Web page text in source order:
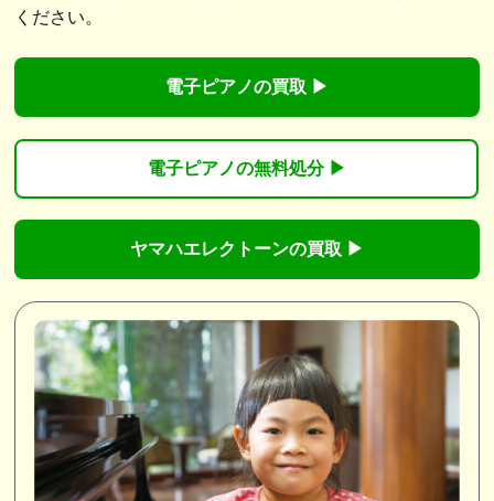
ください。
電子ピアノの買取 ▶︎
電子ピアノの無料処分 ▶︎
ヤマハエレクトーンの買取 ▶︎